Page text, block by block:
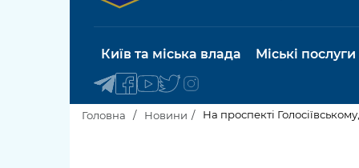
Київ та міська влада Міські послуги
Головна Новини На проспекті